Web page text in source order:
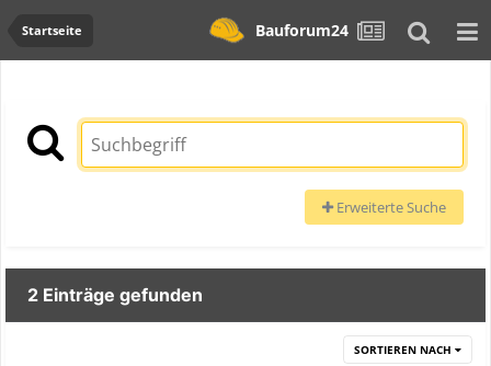
Startseite Bauforum24
Erweiterte Suche
2 Einträge gefunden
SORTIEREN NACH